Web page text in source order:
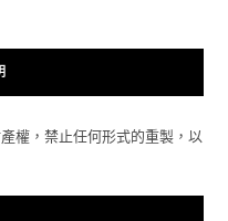
權，禁止任何形式的重製，以